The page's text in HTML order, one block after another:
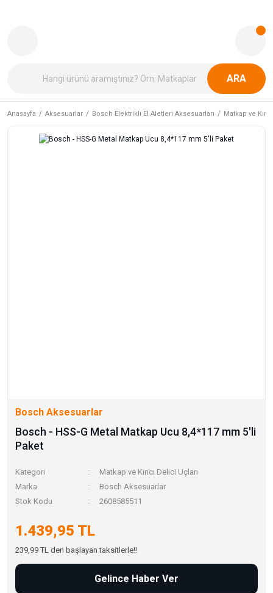
ARA
Anasayfa Aksesuarlar Bosch Elektrikli El Aletleri Aksesuarları Matkap ve
Bosch Aksesuarlar
Bosch - HSS-G Metal Matkap Ucu 8,4*117 mm 5'li
Paket
Kategori
Matkap ve Kırıcı Delici Uçları
Marka
Bosch Aksesuarlar
Stok Kodu
2608585511
1.439,95 TL
239,99 TL den başlayan taksitlerle!!
Gelince Haber Ver